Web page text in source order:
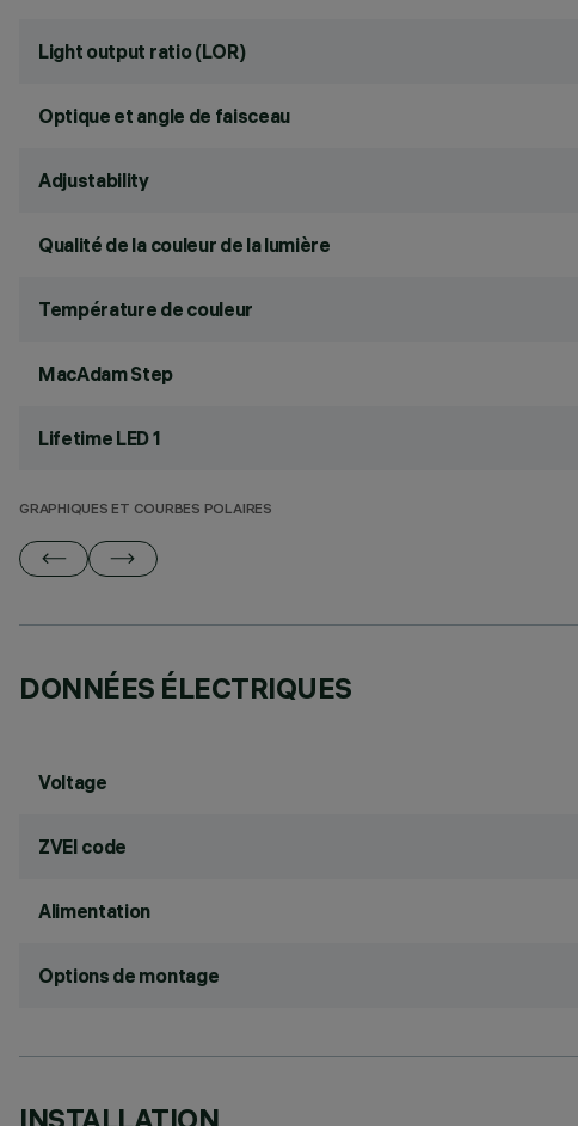
Light output ratio (LOR)
Optique et angle de faisceau
Adjustability
Qualité de la couleur de la lumière
Température de couleur
MacAdam Step
Lifetime LED 1
GRAPHIQUES ET COURBES POLAIRES
DONNÉES ÉLECTRIQUES
Voltage
ZVEI code
Alimentation
Options de montage
INSTALLATION